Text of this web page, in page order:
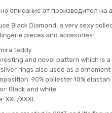
описание от производител на
Black Diamond, a very sexy
pieces and accesories:
teddy
and novel pattern which is
silver rings also used as a
90% poliester 10% elastan
Black and white
XXL/XXXL